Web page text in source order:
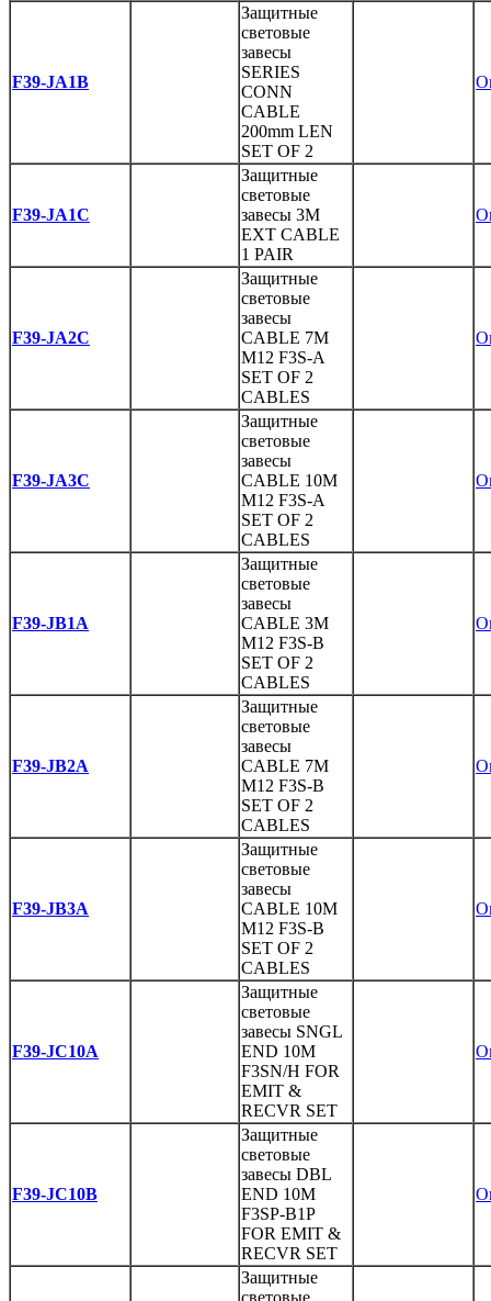
F39-JA1B
Защитные
световые
завесы
SERIES
CONN
CABLE
200mm LEN
SET OF 2
F39-JA1C
Защитные
световые
завесы 3M
EXT CABLE
1 PAIR
F39-JA2C
Защитные
световые
завесы
CABLE 7M
M12 F3S-A
SET OF 2
CABLES
F39-JA3C
Защитные
световые
завесы
CABLE 10M
M12 F3S-A
SET OF 2
CABLES
F39-JB1A
Защитные
световые
завесы
CABLE 3M
M12 F3S-B
SET OF 2
CABLES
F39-JB2A
Защитные
световые
завесы
CABLE 7M
M12 F3S-B
SET OF 2
CABLES
F39-JB3A
Защитные
световые
завесы
CABLE 10M
M12 F3S-B
SET OF 2
CABLES
F39-JC10A
Защитные
световые
завесы SNGL
END 10M
F3SN/H FOR
EMIT &
RECVR SET
F39-JC10B
Защитные
световые
завесы DBL
END 10M
F3SP-B1P
FOR EMIT &
RECVR SET
Защитные